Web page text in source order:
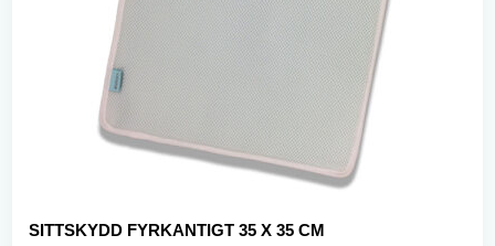
SITTSKYDD FYRKANTIGT 35 X 35 CM